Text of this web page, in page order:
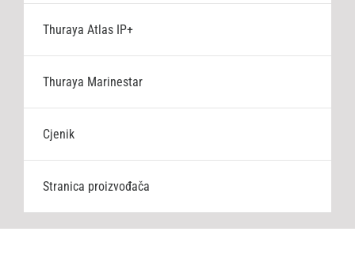
Thuraya Atlas IP+
Thuraya Marinestar
Cjenik
Stranica proizvođača